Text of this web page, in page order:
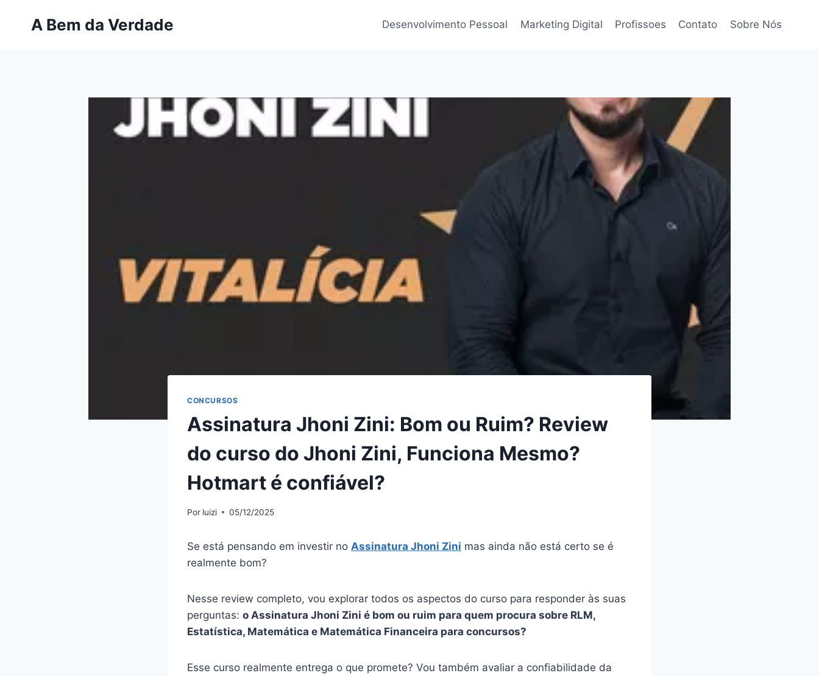
A Bem da Verdade Desenvolvimento Pessoal Marketing Digital Profissoes Contato Sobre Nós
CONCURSOS
Assinatura Jhoni Zini: Bom ou Ruim? Review
do curso do Jhoni Zini, Funciona Mesmo?
Hotmart é confiável?
Por luizi 05/12/2025
Se está pensando em investir no Assinatura Jhoni Zini mas ainda não está certo se é
realmente bom?
Nesse review completo, vou explorar todos os aspectos do curso para responder às suas
perguntas: o Assinatura Jhoni Zini é bom ou ruim para quem procura sobre RLM,
Estatística, Matemática e Matemática Financeira para concursos?
Esse curso realmente entrega o que promete? Vou também avaliar a confiabilidade da